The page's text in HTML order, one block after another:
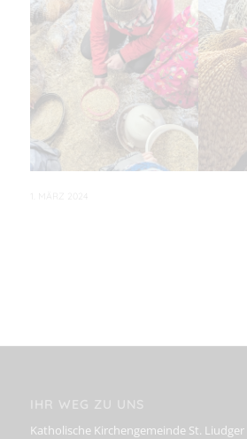
1. MÄRZ 2024
IHR WEG ZU UNS
Katholische Kirchengemeinde St.